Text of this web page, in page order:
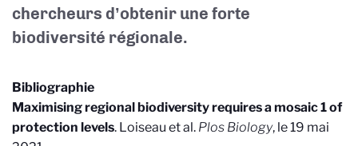
chercheurs d’obtenir une forte
biodiversité régionale.
Bibliographie
Maximising regional biodiversity requires a mosaic 1 of
protection levels. Loiseau et al. Plos Biology, le 19 mai